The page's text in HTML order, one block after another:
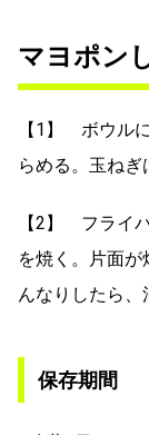
マヨポン
【1】 ボウル
らめる。玉ねぎ
【2】 フライ
を焼く。片面
んなりしたら、
保存期間